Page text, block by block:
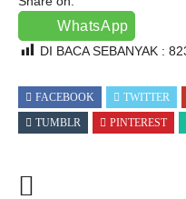
WhatsApp
DI BACA SEBANYAK :
FACEBOOK TWITTER
TUMBLR
PINTEREST